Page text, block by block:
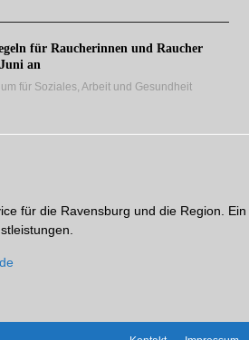
für Raucherinnen und Raucher
an
für Soziales, Arbeit und Gesundheit
für die Ravensburg und die Region. Ein